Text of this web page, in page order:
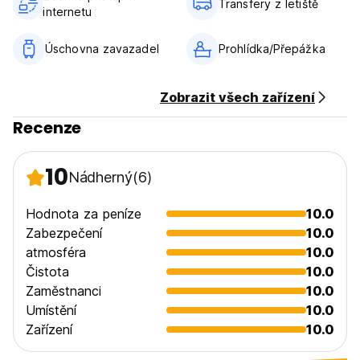
Toto ubytovací zařízení může před příjezdem provést
předběžnou autorizaci vaší karty.
Všeobecné:
24 hodinová recepce.
Žádný zákaz vycházení.
Nekuřácké.
internetu
Transfery z letiště
Úschovna zavazadel Prohlídka/Přepážka
Zobrazit všech zařízení
Recenze
10Nádherný(6)
Hodnota za peníze
10.0
Zabezpečení
10.0
atmosféra
10.0
Čistota
10.0
Zaměstnanci
10.0
Umístění
10.0
Zařízení
10.0